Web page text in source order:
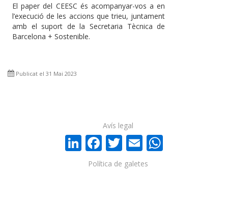
El paper del CEESC és acompanyar-vos a en
l’execució de les accions que trieu, juntament
amb el suport de la Secretaria Tècnica de
Barcelona + Sostenible.
Publicat el 31 Mai 2023
LinkedIn
Facebook
Twitter
Email
Política de galetes
Avís legal